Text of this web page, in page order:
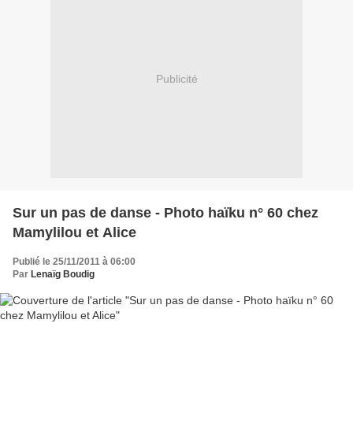
Publicité
Sur un pas de danse - Photo haïku n° 60 chez
Mamylilou et Alice
Publié le 25/11/2011 à 06:00
Par Lenaïg Boudig